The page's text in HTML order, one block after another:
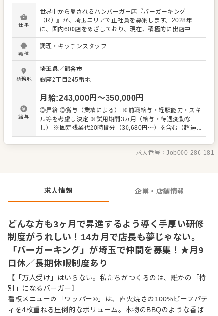
仕事
世界中から愛されるハンバーガー店『バーガーキング
（R）』が、埼玉エリアで正社員を募集します。2028年
に、国内600店をめざしており、現在、積極的に出店中。
だからこそ、早期にキャリアアップできるのが大きな魅力
です。現在、世界104ヶ国、1万9500店舗を以上を展開する
バイト経験も歓迎！】 これまで大手チェーン店で働いたこ
とがある方なら、即戦力として採用します。もちろんアル
バイト経験もOK。これまでバイトで培ってきたお客様への
誠実な接客経験を活かして、『バーガーキング（R）』でさ
らにご成長ください。まじめにコツコツと業務に向き合っ
て下さる方は伸びしろ大！そんな先輩がたくさんいる職場
です。 ▼▼仕事内容▼▼ ◎充実の研修制度あり 入社後は、
研修店舗で45日間の導入研修を実施。実践を交えながら、
理、マネジメントの基礎を学べるので、配属されてからス
ムーズに慣れていただけるはずです。未経験スタートの方
長をめざすことはもちろん、店舗運営支援やカスタマーサ
ービス、本社管理部門などへの道も開かれています。
職種
調理・キッチンスタッフ
勤務地
埼玉県／熊谷市
銀座2丁目245番地
給与
月給:243,000円〜350,000円
◎昇給 ◎賞与（業績による） ※前職給与・経験能力・スキ
ル等を考慮し決定 ※試用期間3カ月（給与・待遇変動な
し） ※固定残業代20時間分（30,680円～）を含む（超過分
は1分単位にて支給） （キャリアステップごとの給与例）
※全国勤務社員の場合 ◎店長までは進捗に応じて毎月昇進
チャンスあり アシスタントマネージャー：月給26万円～ シ
37万円～ スーパーシニアマネージャー：月給38.2万円～
求人番号：Job000-286-181
求人情報 企業・店舗情報
どんな方も3ヶ月で昇進するよう導く手厚い研修
制度がうれしい！14カ月で店長も夢じゃない。
「バーガーキング」が埼玉で仲間を募集！★月9
日休／長期休暇制度あり
【「万人受け」はいらない。私たちがつくるのは、誰かの「特
別」になるバーガー】
看板メニューの「ワッパー®」は、直火焼きの100%ビーフパテ
ィを4枚重ねる圧倒的なボリューム。本物のBBQのような香ば